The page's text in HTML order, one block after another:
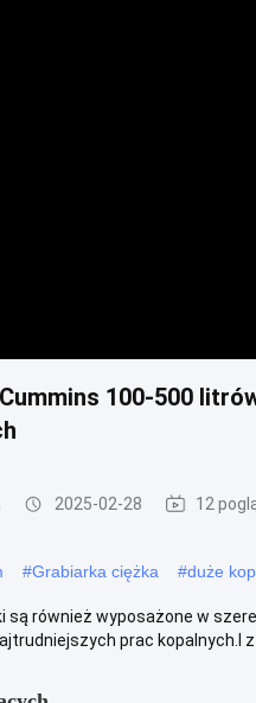
100-500
2025-02-28 12
#Grabiarka ciężka #duże
są również wyposażone w
prac kopalnych.I z